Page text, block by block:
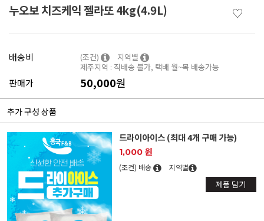
누오보 치즈케익 젤라또 4kg(4.9L) ♡
배송비 (조건)
지역별
제주지역 : 직배송 불가, 택배 월~목 배송가능
판매가 50,000원
추가 구성 상품
드라이아이스 (최대 4개 구매 가능)
1,000 원
(조건) 배송 지역별
제품 담기